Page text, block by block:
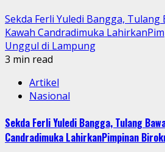
Sekda Ferli Yuledi Bangga,
Kawah Candradimuka
Unggul di Lampung
3 min read
Artikel
Nasional
Sekda Ferli Yuledi Bangga, Tulang
Candradimuka LahirkanPimpinan